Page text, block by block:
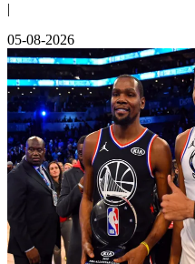
|
05-08-2026